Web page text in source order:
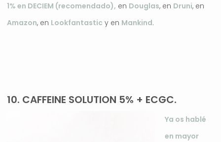
1% en DECIEM (recomendado), en Douglas, en Druni, en
Amazon, en Lookfantastic y en Mankind.
10. CAFFEINE SOLUTION 5% + ECGC.
Ya os hablé
en mayor